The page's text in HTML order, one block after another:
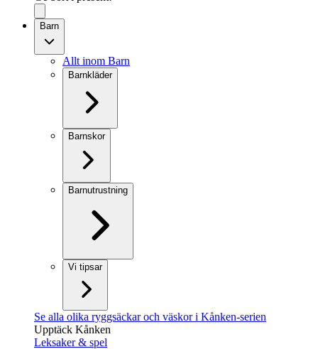
Barn
Allt inom Barn
Barnkläder
Barnskor
Barnutrustning
Vi tipsar
Se alla olika ryggsäckar och väskor i Kånken-serien
Upptäck Kånken
Leksaker & spel